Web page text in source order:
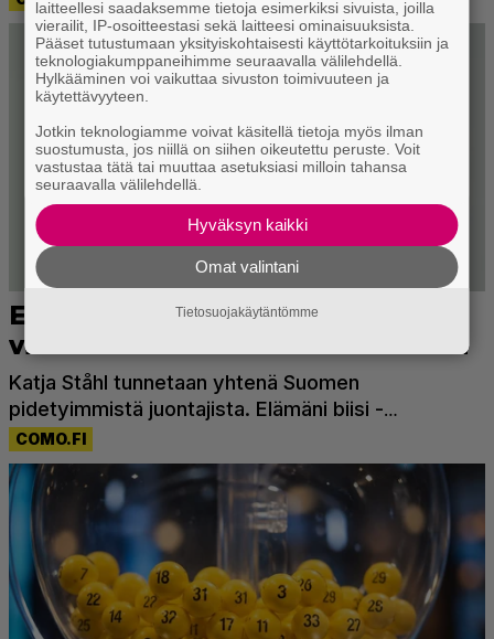
laitteellesi saadaksemme tietoja esimerkiksi sivuista, joilla
vierailit, IP-osoitteestasi sekä laitteesi ominaisuuksista.
Pääset tutustumaan yksityiskohtaisesti käyttötarkoituksiin ja
teknologiakumppaneihimme seuraavalla välilehdellä.
Hylkääminen voi vaikuttaa sivuston toimivuuteen ja
käytettävyyteen.
Jotkin teknologiamme voivat käsitellä tietoja myös ilman
suostumusta, jos niillä on siihen oikeutettu peruste. Voit
vastustaa tätä tai muuttaa asetuksiasi milloin tahansa
seuraavalla välilehdellä.
Hyväksyn kaikki
Omat valintani
Tietosuojakäytäntömme